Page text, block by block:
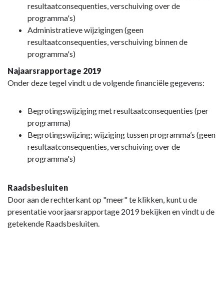
resultaatconsequenties, verschuiving over de
programma's)
Administratieve wijzigingen (geen
resultaatconsequenties, verschuiving binnen de
programma's)
Najaarsrapportage 2019
Onder deze tegel vindt u de volgende financiële gegevens:
Begrotingswijziging met resultaatconsequenties (per
programma)
Begrotingswijzing; wijziging tussen programma’s (geen
resultaatconsequenties, verschuiving over de
programma's)
Raadsbesluiten
Door aan de rechterkant op "meer" te klikken, kunt u de
presentatie voorjaarsrapportage 2019 bekijken en vindt u de
getekende Raadsbesluiten.